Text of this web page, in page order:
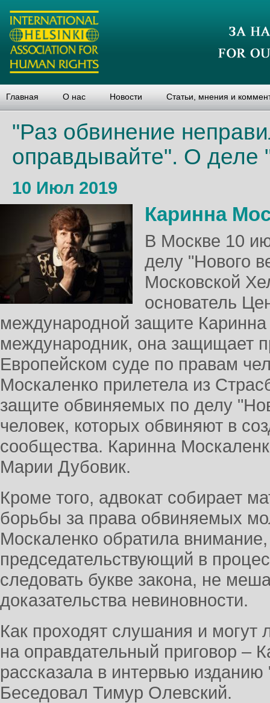
Главная О нас Новости Статьи, мнения и
"Раз обвинение
оправдывайте". О деле
10 Июл 2019
Каринна
В Москве 10
делу "Нового
Московской
основатель
международной защите
международник, она защищает
Европейском суде по правам
Москаленко прилетела из
защите обвиняемых по делу
человек, которых обвиняют в
сообщества. Каринна
Марии Дубовик.
Кроме того, адвокат собирает
борьбы за права обвиняемых
Москаленко обратила внимание,
председательствующий в
следовать букве закона, не
доказательства невиновности.
Как проходят слушания и могут
на оправдательный приговор –
рассказала в интервью
Беседовал Тимур Олевский.